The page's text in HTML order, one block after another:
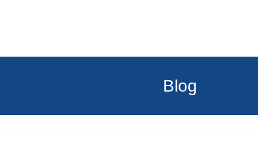
Blog